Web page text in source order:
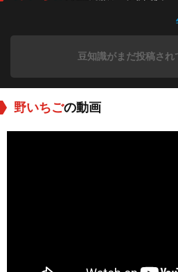
豆知識がまだ投稿され
野いちごの動画